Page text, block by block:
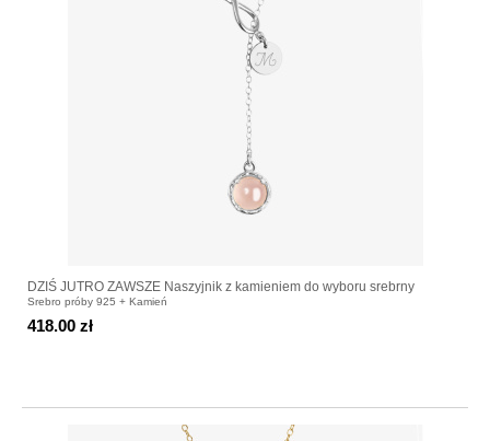
DZIŚ JUTRO ZAWSZE Naszyjnik z kamieniem do wyboru srebrny
Srebro próby 925 + Kamień
418.00 zł